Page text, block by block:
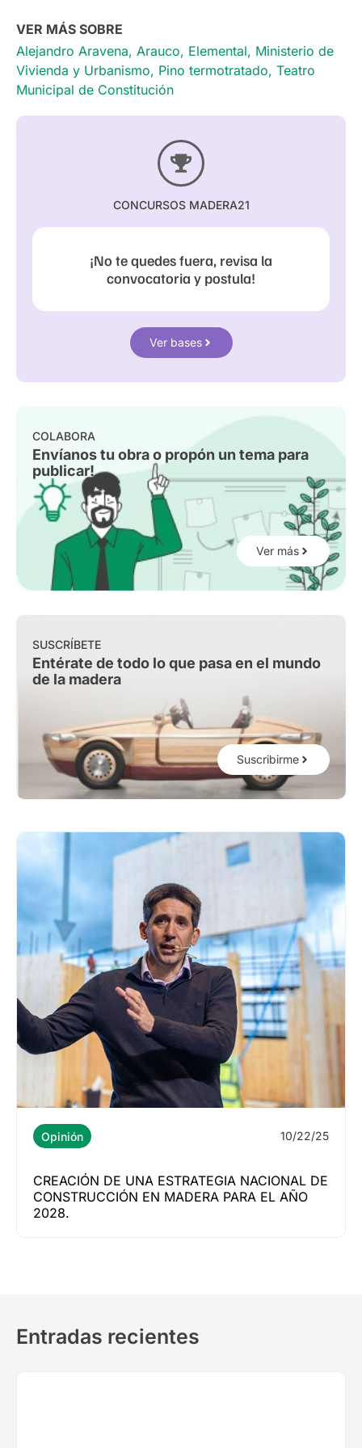
VER MÁS SOBRE
Alejandro Aravena, Arauco, Elemental, Ministerio de
Vivienda y Urbanismo, Pino termotratado, Teatro
Municipal de Constitución
CONCURSOS MADERA21
¡No te quedes fuera, revisa la
convocatoria y postula!
Ver bases
COLABORA
Envíanos tu obra o propón un tema para
publicar!
Ver más
SUSCRÍBETE
Entérate de todo lo que pasa en el mundo
de la madera
Suscribirme
Opinión 10/22/25
CREACIÓN DE UNA ESTRATEGIA NACIONAL DE
CONSTRUCCIÓN EN MADERA PARA EL AÑO
2028.
Entradas recientes